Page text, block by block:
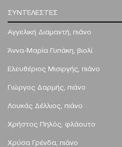
ΣΥΝΤΕΛΕΣΤΕΣ
Αγγελική Διαμαντή, πιάνο
Άννα-Μαρία Γυπάκη, βιολί
Ελευθέριος Μισιργής, πιάνο
Γιώργος Δαρμής, πιάνο ​
Λουκάς Δέλλιος, πιάνο
Χρήστος Πηλός, φλάουτο
Χρύσα Γρένδα, πιάνο